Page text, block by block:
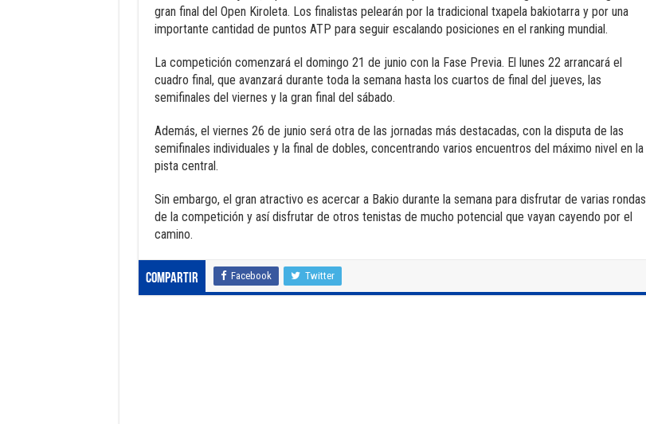
gran final del Open Kiroleta. Los finalistas pelearán por la tradicional txapela bakiotarra y por una
importante cantidad de puntos ATP para seguir escalando posiciones en el ranking mundial.
La competición comenzará el domingo 21 de junio con la Fase Previa. El lunes 22 arrancará el
cuadro final, que avanzará durante toda la semana hasta los cuartos de final del jueves, las
semifinales del viernes y la gran final del sábado.
Además, el viernes 26 de junio será otra de las jornadas más destacadas, con la disputa de las
semifinales individuales y la final de dobles, concentrando varios encuentros del máximo nivel en la
pista central.
Sin embargo, el gran atractivo es acercar a Bakio durante la semana para disfrutar de varias rondas
de la competición y así disfrutar de otros tenistas de mucho potencial que vayan cayendo por el
camino.
Compartir Facebook Twitter